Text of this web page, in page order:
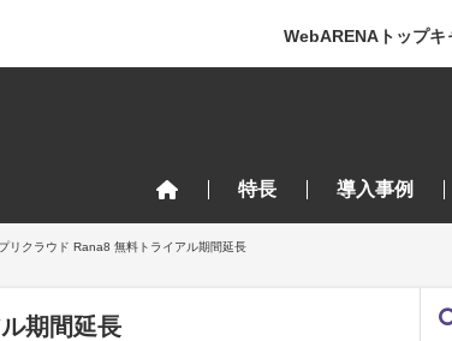
WebARENAトップキ
特長 導入事例
リクラウド Rana8 無料トライアル期間延長
期間延長